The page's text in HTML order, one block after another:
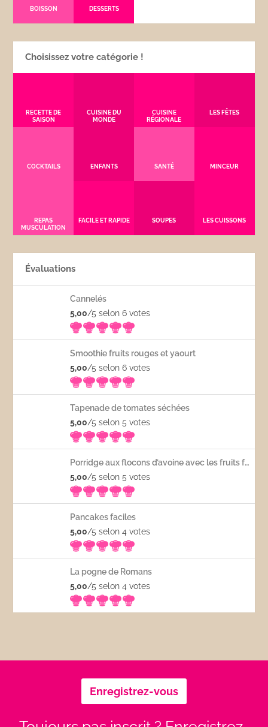
BOISSON DESSERTS
Choisissez votre catégorie !
RECETTE DE
SAISON
CUISINE DU
MONDE
CUISINE
RÉGIONALE
LES FÊTES
COCKTAILS ENFANTS SANTÉ MINCEUR
REPAS
MUSCULATION
FACILE ET RAPIDE SOUPES LES CUISSONS
Évaluations
Cannelés
5,00/5 selon 6votes
Smoothie fruits rouges et yaourt
5,00/5 selon 6votes
Tapenade de tomates séchées
5,00/5 selon 5votes
Porridge aux flocons d’avoine avec les fruits frais
5,00/5 selon 5votes
Pancakes faciles
5,00/5 selon 4votes
La pogne de Romans
5,00/5 selon 4votes
Enregistrez-vous